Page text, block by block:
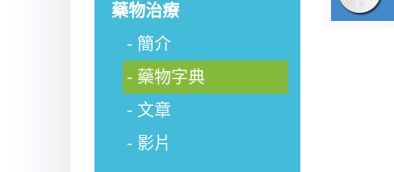
藥物治療
簡介
藥物字典
文章
影片